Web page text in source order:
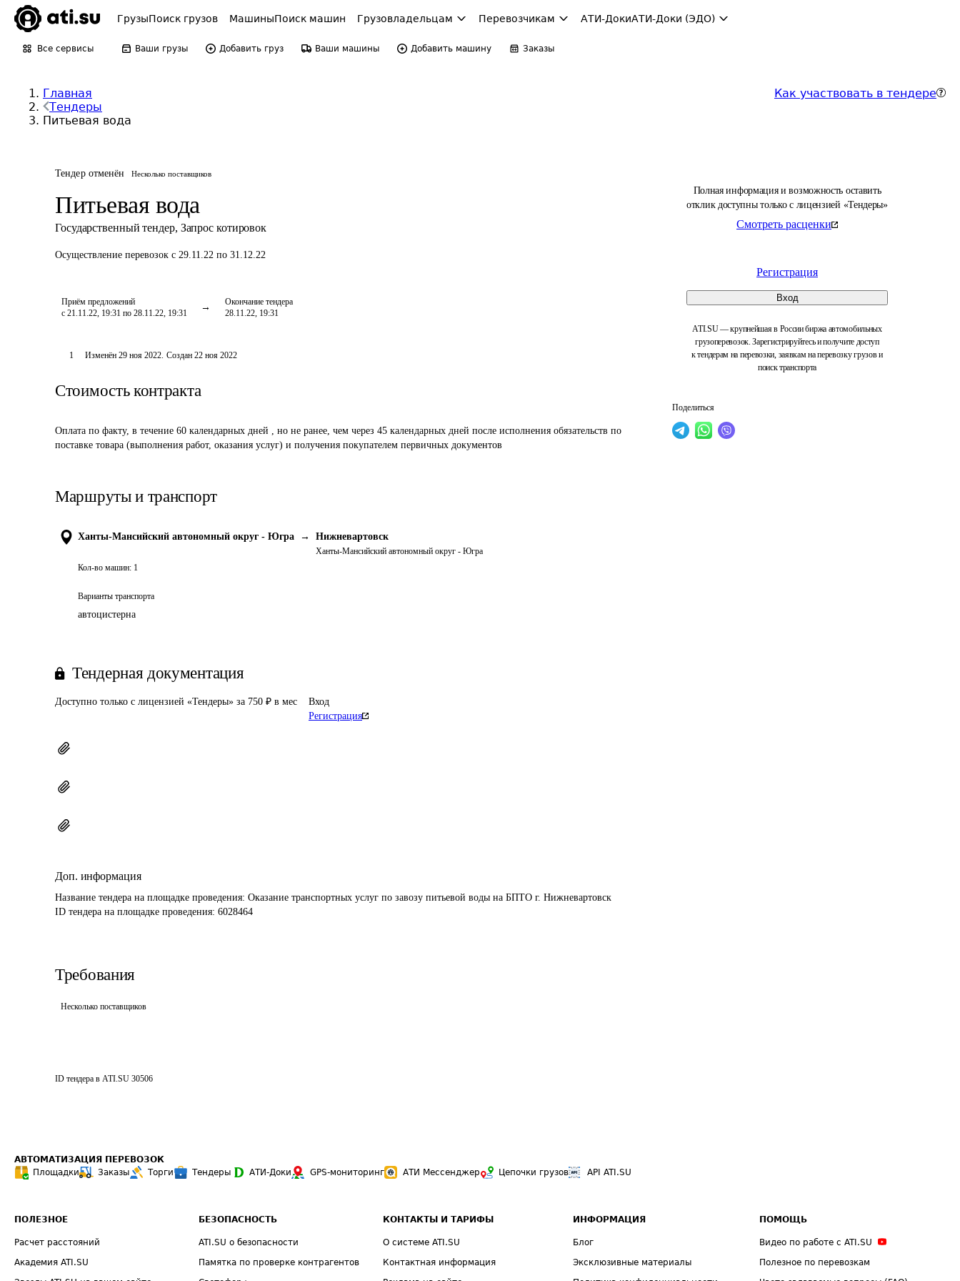
ГрузыПоиск грузов МашиныПоиск машин Грузовладельцам Перевозчикам АТИ-ДокиАТИ-Доки (ЭДО)
Все сервисы Ваши грузы Добавить груз Ваши машины Добавить машину Заказы
Главная
Тендеры
Питьевая вода
Как участвовать в тендере
Тендер отменён Несколько поставщиков
Питьевая вода
Государственный тендер, Запрос котировок
Осуществление перевозок с 29.11.22 по 31.12.22
Приём предложений
с 21.11.22, 19:31 по 28.11.22, 19:31
Окончание тендера
28.11.22, 19:31
Полная информация и возможность оставить
отклик доступны только с лицензией «Тендеры»
Смотреть расценки
Регистрация
Вход
ATI.SU — крупнейшая в России биржа автомобильных
грузоперевозок. Зарегистрируйтесь и получите доступ
к тендерам на перевозки, заявкам на перевозку грузов и
поиск транспорта
Поделиться
1 Изменён 29 ноя 2022. Создан 22 ноя 2022
Стоимость контракта
Оплата по факту, в течение 60 календарных дней , но не ранее, чем через 45 календарных дней после исполнения обязательств по
поставке товара (выполнения работ, оказания услуг) и получения покупателем первичных документов
Маршруты и транспорт
Ханты-Мансийский автономный округ - Югра → Нижневартовск
Ханты-Мансийский автономный округ - Югра
Кол-во машин: 1
Варианты транспорта
автоцистерна
Тендерная документация
Доступно только с лицензией «Тендеры» за 750 ₽ в мес
Вход
Регистрация
Доп. информация
Название тендера на площадке проведения: Оказание транспортных услуг по завозу питьевой воды на БПТО г. Нижневартовск
ID тендера на площадке проведения: 6028464
Требования
Несколько поставщиков
ID тендера в ATI.SU 30506
АВТОМАТИЗАЦИЯ ПЕРЕВОЗОК
Площадки
Заказы Торги Тендеры АТИ-Доки GPS-мониторинг АТИ Мессенджер Цепочки грузов API ATI.SU
ПОЛЕЗНОЕ
Расчет расстояний
Академия ATI.SU
БЕЗОПАСНОСТЬ
ATI.SU о безопасности
Памятка по проверке контрагентов
КОНТАКТЫ И ТАРИФЫ
О системе ATI.SU
Контактная информация
ИНФОРМАЦИЯ
Блог
Эксклюзивные материалы
ПОМОЩЬ
Видео по работе с ATI.SU
Полезное по перевозкам